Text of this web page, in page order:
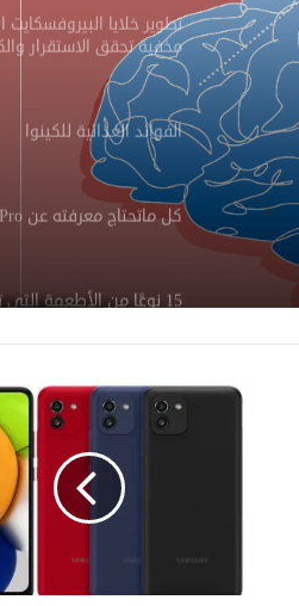
تطوير خلايا
مخفية تحقق الاستقرار
الفوائد الغذائية للكينوا
كل ماتحتاج معرفته عن Apple Vision Pro
15 نوعًا من الأطعمة
ما هو الماء المقطر وهل
طرق طبيعية للتخلص من
5 طرق للتعامل مع اضطراب